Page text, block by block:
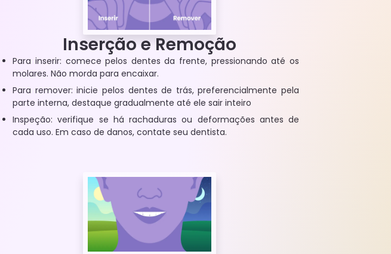
Inserção e Remoção
Para inserir: comece pelos dentes da frente, pressionando até os
molares. Não morda para encaixar.
Para remover: inicie pelos dentes de trás, preferencialmente pela
parte interna, destaque gradualmente até ele sair inteiro
Inspeção: verifique se há rachaduras ou deformações antes de
cada uso. Em caso de danos, contate seu dentista.